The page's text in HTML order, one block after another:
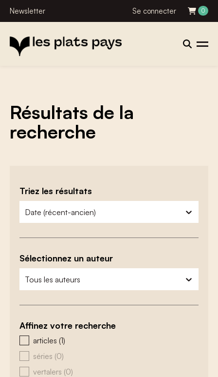
Newsletter Se connecter 0
Résultats de la
recherche
Triez les résultats
zoeken - sorteer
trier le contenu
Sélectionnez un auteur
zoeken - auteurs
sélectionnez le contenu
Affinez votre recherche
zoeken - type
articles (1)
séries (0)
vertalers (0)